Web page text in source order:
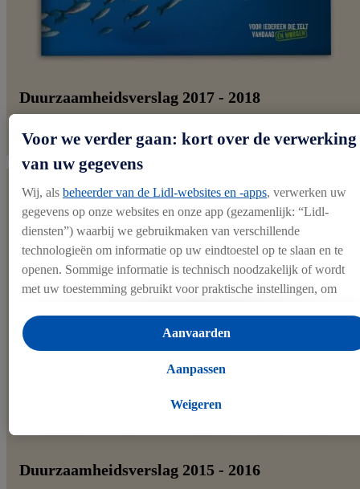
Duurzaamheidsverslag 2017 - 2018
Duurzaamheidsverslag 2015 - 2016
Voor we verder gaan: kort over de verwerking
van uw gegevens
Wij, als beheerder van de Lidl-websites en -apps, verwerken uw
gegevens op onze websites en onze app (gezamenlijk: “Lidl-
diensten”) waarbij we gebruikmaken van verschillende
technologieën om informatie op uw eindtoestel op te slaan en te
openen. Sommige informatie is technisch noodzakelijk of wordt
met uw toestemming gebruikt voor praktische instellingen, om
buiten de Lidl-diensten aan te bieden. Als u deelneemt aan het Lidl
Plus-programma, worden voor deze doeleinden eveneens
over uw koopgedrag in de winkel verzameld.
advertenties en u vervolgens een Lidl Plus-account aanmaakt of
aanmaken op basis van het e-mailadres dat u daarbij opgeeft, om u
te herkennen bij diensten van derden en om u gepersonaliseerde
Weigeren
Aanpassen
Aanvaarden